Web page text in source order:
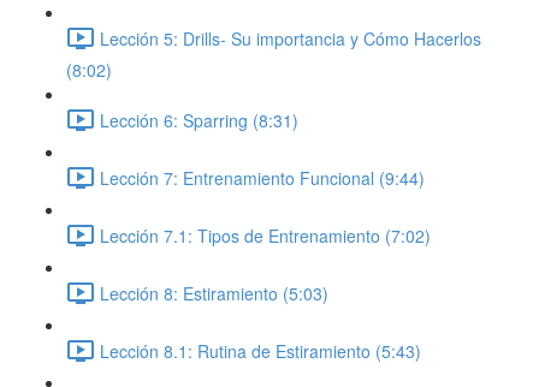
Lección 5: Drills- Su importancia y Cómo Hacerlos
(8:02)
Lección 6: Sparring (8:31)
Lección 7: Entrenamiento Funcional (9:44)
Lección 7.1: Tipos de Entrenamiento (7:02)
Lección 8: Estiramiento (5:03)
Lección 8.1: Rutina de Estiramiento (5:43)